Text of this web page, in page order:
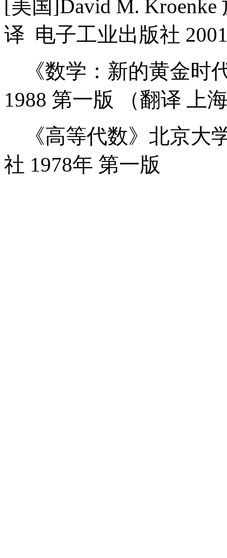
[美国]David M.
译 电子工业出版社
《数学：新的黄金时
1988 第一版 （翻译 上
《高等代数》北京大
社 1978年 第一版